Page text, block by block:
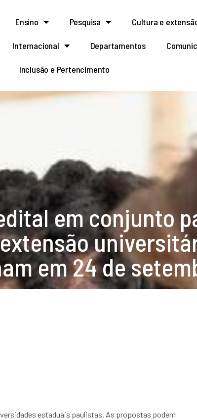
Ensino Pesquisa Cultura e
Internacional Departamentos
Inclusão e Pertencimento
em conjunto
em 24 de
estaduais paulistas. As propostas podem